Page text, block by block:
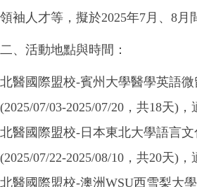
領袖人才等，擬於2025年7月、8月
二、活動地點與時間：
北醫國際盟校-賓州大學醫學英語
(2025/07/03-2025/07/20，共18天)，
北醫國際盟校-日本東北大學語言
(2025/07/22-2025/08/10，共20天)，
北醫國際盟校-澳洲WSU西雪梨大